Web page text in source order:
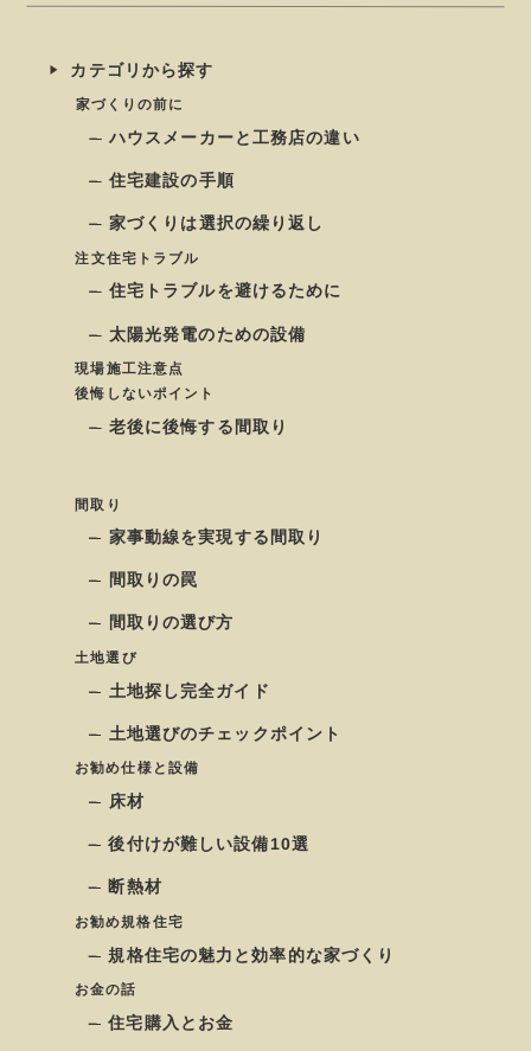
カテゴリから探す
家づくりの前に
ハウスメーカーと工務店の違い
住宅建設の手順
家づくりは選択の繰り返し
注文住宅トラブル
住宅トラブルを避けるために
太陽光発電のための設備
現場施工注意点
後悔しないポイント
老後に後悔する間取り
間取り
家事動線を実現する間取り
間取りの罠
間取りの選び方
土地選び
土地探し完全ガイド
土地選びのチェックポイント
お勧め仕様と設備
床材
後付けが難しい設備10選
断熱材
お勧め規格住宅
規格住宅の魅力と効率的な家づくり
お金の話
住宅購入とお金